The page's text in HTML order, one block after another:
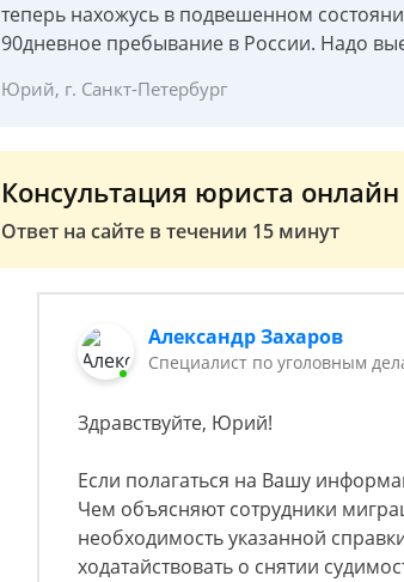
теперь нахожусь в подвешенном
90дневное пребывание в России. Надо
Юрий, г. Санкт-Петербург
Консультация юриста онлайн
Ответ на сайте в течении 15 минут
Александр Захаров
Специалист по уголовным
Здравствуйте, Юрий!
Если полагаться на Вашу
Чем объясняют сотрудники
необходимость указанной
ходатайствовать о снятии